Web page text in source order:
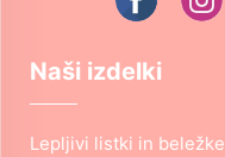
Naši izdelki
Lepljivi listki in beležke